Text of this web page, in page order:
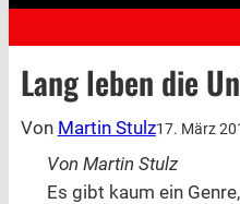
Lang leben die
Von Martin Stulz17. März
Von Martin Stulz
Es gibt kaum ein